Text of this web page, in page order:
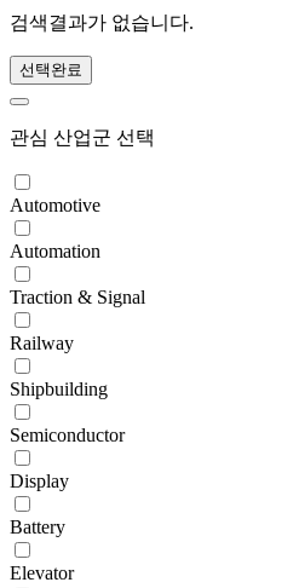
검색결과가 없습니다.
선택완료
관심 산업군 선택
Automotive
Automation
Traction & Signal
Railway
Shipbuilding
Semiconductor
Display
Battery
Elevator